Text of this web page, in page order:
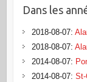
Dans les
2018-08-07:
2018-08-07:
2014-08-07:
2014-08-07: St-